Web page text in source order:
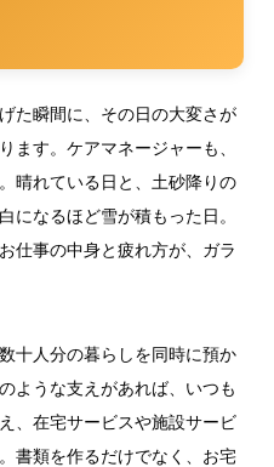
た瞬間に、その日の大変さが
ます。ケアマネージャーも、
晴れている日と、土砂降りの
になるほど雪が積もった日。
仕事の中身と疲れ方が、ガラ
十人分の暮らしを同時に預か
ような支えがあれば、いつも
、在宅サービスや施設サービ
書類を作るだけでなく、お宅